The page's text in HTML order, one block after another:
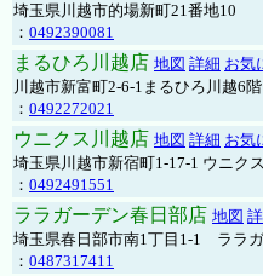
埼玉県川越市的場新町21番地10
： 0492390081
まるひろ川越店 地図 詳細 お気
川越市新富町2-6-1まるひろ川越6階
： 0492272021
ウニクス川越店 地図 詳細 お気
埼玉県川越市新宿町1-17-1 ウニク
： 0492491551
ララガーデン春日部店 地図
埼玉県春日部市南1丁目1-1 ララ
： 0487317411